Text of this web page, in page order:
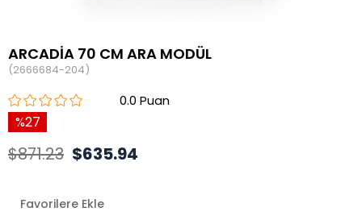
ARCADİA 70 CM ARA MODÜL
(2666684-204)
0.0
27
$871.23 $635.94
Favorilere Ekle